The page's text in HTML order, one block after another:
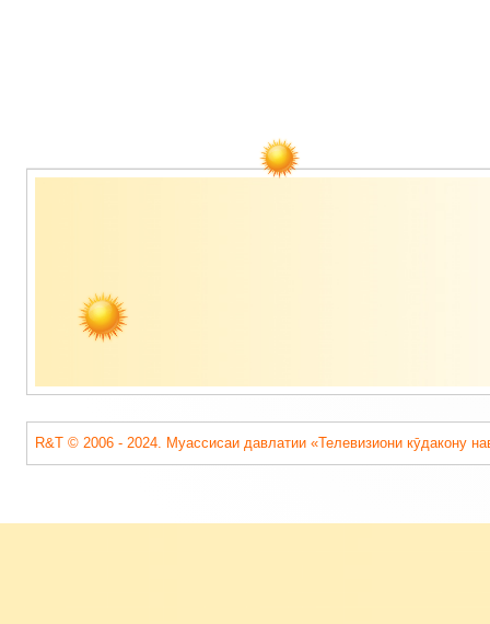
Содержимое
R&T © 2006 - 2024. Муассисаи давлатии «Телевизиони кӯдакону